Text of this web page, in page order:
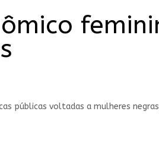
públicas voltadas a mulheres